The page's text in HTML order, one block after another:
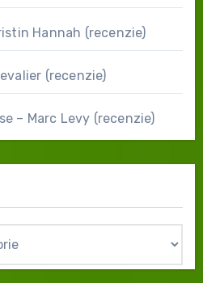
Hannah (recenzie)
(recenzie)
– Marc Levy (recenzie)